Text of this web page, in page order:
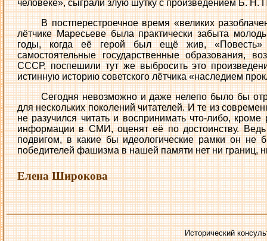
человеке», сыграли злую шутку с произведением Б. Н.
В постперестроечное время «великих
лётчике Маресьеве была практически забыта
годы, когда её герой был ещё жив, «Повесть»
самостоятельные государственные образования,
СССР, поспешили тут же выбросить это
истинную историю советского лётчика «наследием
Сегодня невозможно и даже нелепо было бы
для нескольких поколений читателей. И те из
не разучился читать и воспринимать что-либо,
информации в СМИ, оценят её по достоинству. Ведь
подвигом, в какие бы идеологические рамки он не
победителей фашизма в нашей памяти нет ни границ,
Елена Широкова
Исторический